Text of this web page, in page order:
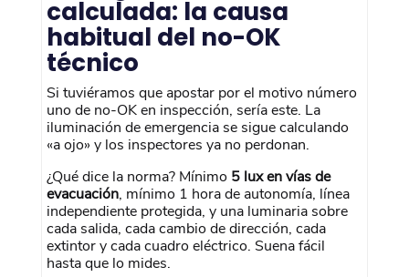
calculada: la causa
habitual del no-OK
técnico
Si tuviéramos que apostar por el motivo número
uno de no-OK en inspección, sería este. La
iluminación de emergencia se sigue calculando
«a ojo» y los inspectores ya no perdonan.
¿Qué dice la norma? Mínimo 5 lux en vías de
evacuación, mínimo 1 hora de autonomía, línea
independiente protegida, y una luminaria sobre
cada salida, cada cambio de dirección, cada
extintor y cada cuadro eléctrico. Suena fácil
hasta que lo mides.